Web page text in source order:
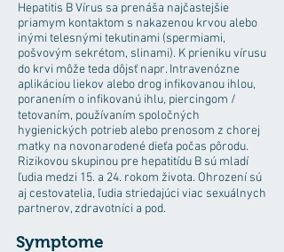
Hepatitis B Vírus sa prenáša najčastejšie
priamym kontaktom s nakazenou krvou alebo
inými telesnými tekutinami (spermiami,
pošvovým sekrétom, slinami). K prieniku vírusu
do krvi môže teda dôjsť napr. Intravenózne
aplikáciou liekov alebo drog infikovanou ihlou,
poranením o infikovanú ihlu, piercingom /
tetovaním, používaním spoločných
hygienických potrieb alebo prenosom z chorej
matky na novonarodené dieťa počas pôrodu.
Rizikovou skupinou pre hepatitídu B sú mladí
ľudia medzi 15. a 24. rokom života. Ohrození sú
aj cestovatelia, ľudia striedajúci viac sexuálnych
partnerov, zdravotníci a pod.
Symptome